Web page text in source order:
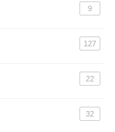
9
127
22
32